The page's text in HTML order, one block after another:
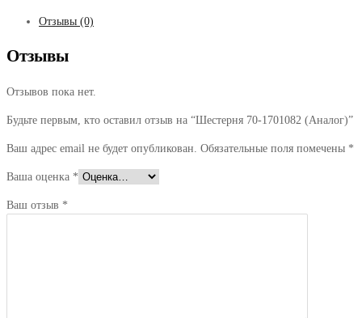
Отзывы (0)
Отзывы
Отзывов пока нет.
Будьте первым, кто оставил отзыв на “Шестерня 70-1701082 (Аналог)”
Ваш адрес email не будет опубликован. Обязательные поля помечены *
Ваша оценка *
Ваш отзыв *